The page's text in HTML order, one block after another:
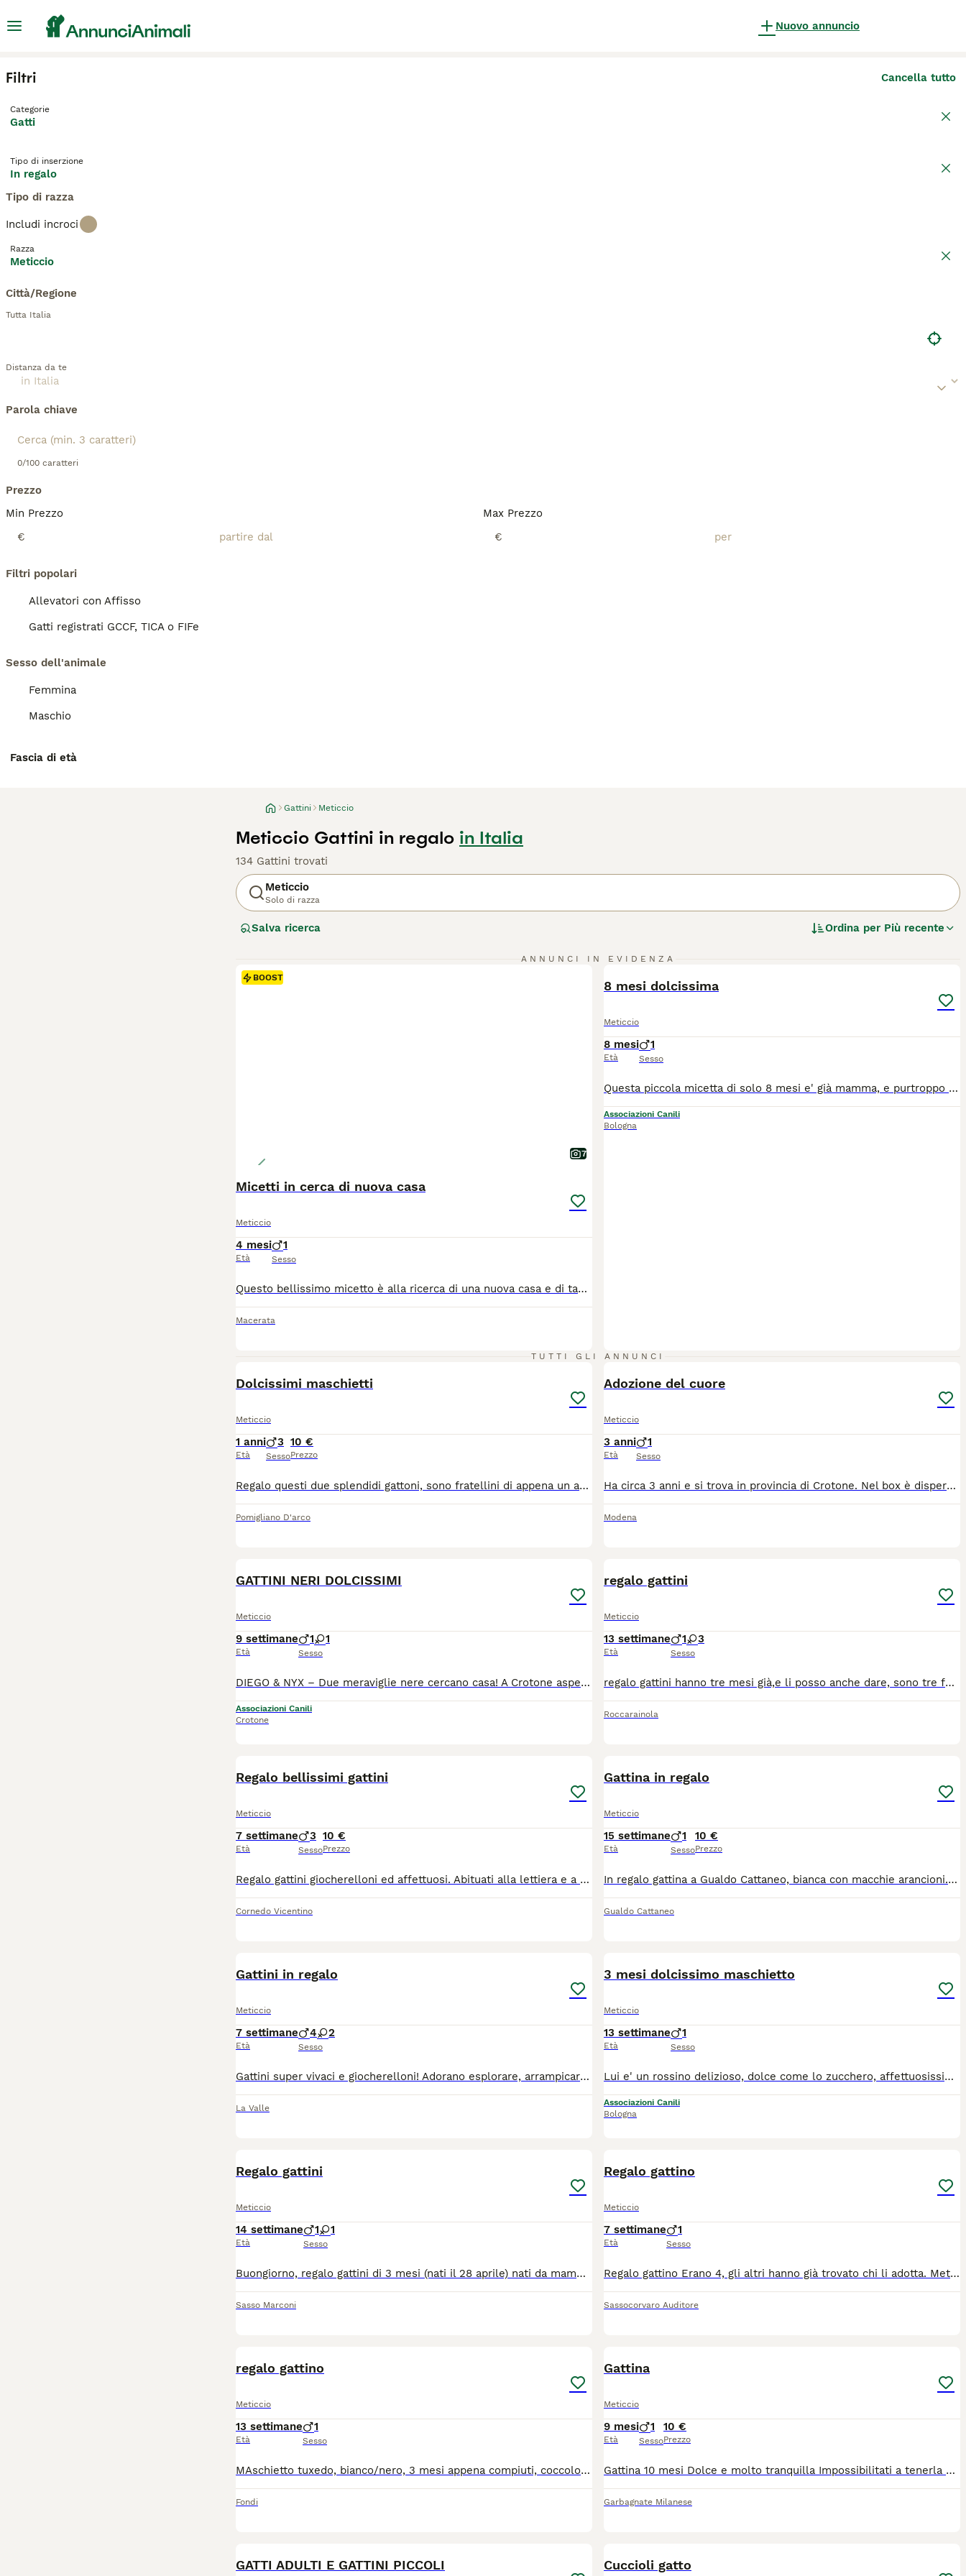
Nuovo annuncio
Filtri Cancella tutto
Categorie
Gatti
Tipo di inserzione
In regalo
Tipo di razza
Includi incroci
Razza
Meticcio
Città/Regione
Tutta Italia
Distanza da te
Parola chiave
0/100 caratteri
Prezzo
Min Prezzo
€
Max Prezzo
€
Filtri popolari
Allevatori con Affisso
Gatti registrati GCCF, TICA o FIFe
Sesso dell'animale
Femmina
Maschio
Fascia di età
Gattini Meticcio
Meticcio Gattini in regalo in Italia
134 Gattini trovati
Meticcio
Solo di razza
Salva ricerca Ordina per Più recente
ANNUNCI IN EVIDENZA
BOOST
7
Micetti in cerca di nuova casa
Meticcio
4 mesi
Età
1
Sesso
Questo bellissimo micetto è alla ricerca di una nuova casa e di tanto amore. È nato il 22 marzo 2026 , è un coccolone e mangione ama crocchette e pate'. Usa regolarmente la lettiera
Macerata
8 mesi dolcissima
Meticcio
8 mesi
Età
1
Sesso
Questa piccola micetta di solo 8 mesi e' già mamma, e purtroppo anche se è nata e cresciuta in casa ora deve cercare urgentemente altra famiglia, così come i suoi cuccioli e stavolta per sempre. E' di una dolcezza disarmante. Per lei si cerca adozione solo in casa, dopo visita conoscitiva pre affido da parte di volontario. Da Palermo raggiunge tutto il Centro Nord con staffetta autorizzata ASL. Wattsapp al 3921235446 per chiedere di lei
Associazioni Canili
Bologna
TUTTI GLI ANNUNCI
Dolcissimi maschietti
Meticcio
1 anni
Età
3
Sesso
10 €
Prezzo
Regalo questi due splendidi gattoni, sono fratellini di appena un anno. Non posso piú tenerli per questioni economiche e anche perchè sono solo in casa e lavoro quindi mi trovo costretto a malincuore ad affidarli ad un gattile se non trovo qualcuno che possa prendersene cura. Sono 2 maschi gia entrambi vaccinati e castrati con microchip e libretto sanitario. Insieme regalo una lettiera coperta apribile acquistata da poco ed il trasportino se serve. Cerco persone che sappiano volergli bene tenendoli in casa, e che gli diano soprattutto la giusta dose di coccole. Solo se presi insieme Sono di Pomigliano, per maggiori informazioni su whatsapp 392 568 4688
Pomigliano D'arco
Adozione del cuore
Meticcio
3 anni
Età
1
Sesso
Ha circa 3 anni e si trova in provincia di Crotone. Nel box è disperato, prima era libero, aveva i suoi compagni. Ora non ha più nulla. Vive chiuso in un box senza uscite. Resta sdraiato sul cemento, a fissare il vuoto, solo, con nel cuore l'angoscia per la vita perduta. Ed essendo un cane nero ha pochissime possibilità. Si cerca per lui adozione o stallo, con un gesto di amore. Erika 3477569219
Modena
GATTINI NERI DOLCISSIMI
Meticcio
9 settimane
Età
1 1
Sesso
DIEGO & NYX – Due meraviglie nere cercano casa! A Crotone aspettano una famiglia due splendidi gattini neri dal carattere dolcissimo: Diego, maschietto di 2 mesi (nella 1,2,3,4 e 5 foto), curioso, affettuoso e sempre pronto a giocare. Nyx femminuccia di 3 mesi (nella 6,7,8,9,10 e 11 foto), vivace, intelligente e con un cuore enorme. Sono entrambi microchippati, svermati e vaccinati, pronti per iniziare una nuova vita in famiglia.Si trovano a Crotone, ma raggiungono tutta Italia tramite staffetta autorizzata.È richiesto rimborso spese. Hanno un carattere meraviglioso, adatti sia alla vita in appartamento che in casa con giardino in sicurezza.Si valutano adozioni singole oppure, per chi lo desidera, anche in coppia. Se cerchi due gattini speciali, dolci e luminosi nonostante il loro mantello nero, Diego e Nyx ti ruberanno il cuore. Per informazioni e adozioni, contattami.
Associazioni Canili
Crotone
regalo gattini
Meticcio
13 settimane
Età
1 3
Sesso
regalo gattini hanno tre mesi già,e li posso anche dare, sono tre femmine e un maschio,non tengono vaccinazioni e microchip
Roccarainola
Regalo bellissimi gattini
Meticcio
7 settimane
Età
3
Sesso
10 €
Prezzo
Regalo gattini giocherelloni ed affettuosi. Abituati alla lettiera e a stare con i bambini. Disponibili fin da subito
Cornedo Vicentino
Gattina in regalo
Meticcio
15 settimane
Età
1
Sesso
10 €
Prezzo
In regalo gattina a Gualdo Cattaneo, bianca con macchie arancioni. Madre visibile, eseguita prima sverminazione e trattamento antiparassitario Emiliano
Gualdo Cattaneo
Gattini in regalo
Meticcio
7 settimane
Età
4 2
Sesso
Gattini super vivaci e giocherelloni! Adorano esplorare, arrampicarsi e scoprire tutto intorno. Hanno tanta energia, sono già svezzati e mangiano cibo normale. Essendo abituati a stare fuori, sono perfetti per una vita all'aperto!
La Valle
3 mesi dolcissimo maschietto
Meticcio
13 settimane
Età
1
Sesso
Lui e' un rossino delizioso, dolce come lo zucchero, affettuosissimo, concentrato di fusa, 3 mesi circa. Ha tante coccole da donare. E' abituato alla lettiera, ed è sano e giocherellone ❤️ Cerca casa, solo casa in sicurezza, no dentro fuori. Dopo pre affido, visita conoscitiva volontario di zona a casa degli adottanti, raggiunge tutto il Centro Nord da Palermo con staffetta autorizzata ASL, vaccini e certificazione veterinario 3280648813
Associazioni Canili
Bologna
Regalo gattini
Meticcio
14 settimane
Età
1 1
Sesso
Buongiorno, regalo gattini di 3 mesi (nati il 28 aprile) nati da mamma randagia che aveva partorito nel parcheggio sotto casa. Sono cresciuti nel mio appartamento avendoli presi per evitare che facessero una brutta fine. Il gattino grigio è già stato adottato, rimangono un maschietto (con macchia bianca sul muso) e una femminuccia. Io ho fatto il possibile per farli crescere al meglio ma purtroppo non posso tenerne nessuno. Sono stati sverminati e si trovano in provincia di Bologna.
Sasso Marconi
Regalo gattino
Meticcio
7 settimane
Età
1
Sesso
Regalo gattino Erano 4, gli altri hanno già trovato chi li adotta. Meticcio, la mamma è una certosina, il padre un soriano con pelo lunghezza media, nato il 17/06/2026. Se volete altre foto sono disposto a mandarle. Disponibile anche su Whatsup.
Sassocorvaro Auditore
regalo gattino
Meticcio
13 settimane
Età
1
Sesso
MAschietto tuxedo, bianco/nero, 3 mesi appena compiuti, coccolone, usa lettiera e tiragraffi, la mamma è una ragdoll
Fondi
Gattina
Meticcio
9 mesi
Età
1
Sesso
10 €
Prezzo
Gattina 10 mesi Dolce e molto tranquilla Impossibilitati a tenerla per motivi di lavoro Siamo sempre assenti
Garbagnate Milanese
GATTI ADULTI E GATTINI PICCOLI Cuccioli gatto